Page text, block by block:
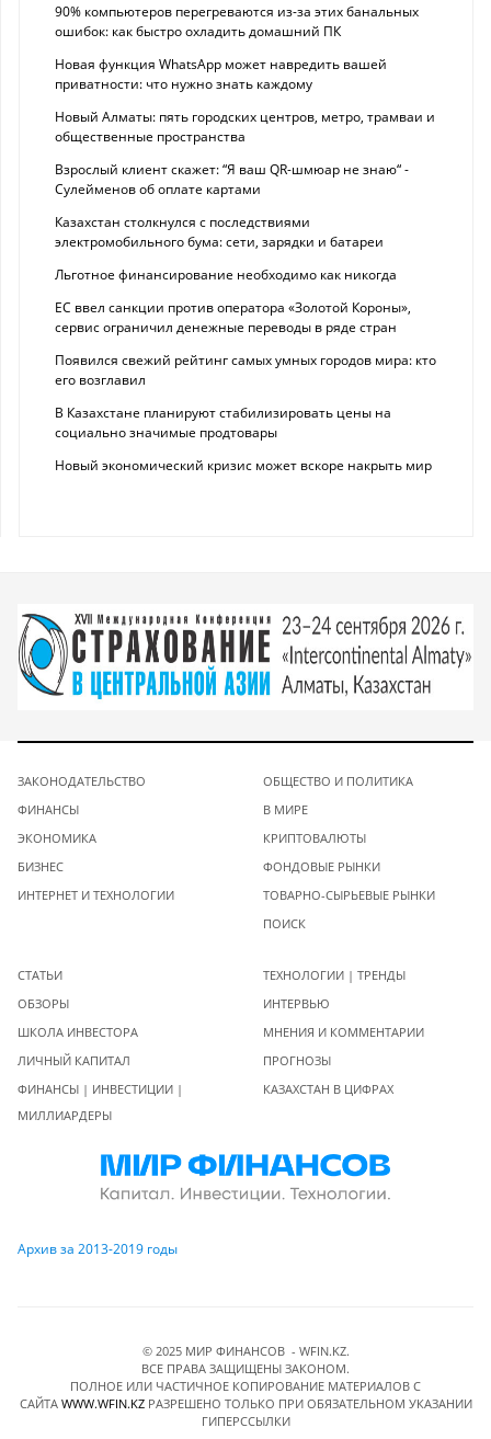
90% компьютеров перегреваются из-за этих банальных
ошибок: как быстро охладить домашний ПК
Новая функция WhatsApp может навредить вашей
приватности: что нужно знать каждому
Новый Алматы: пять городских центров, метро, трамваи и
общественные пространства
Взрослый клиент скажет: “Я ваш QR-шмюар не знаю“ -
Сулейменов об оплате картами
Казахстан столкнулся с последствиями
электромобильного бума: сети, зарядки и батареи
Льготное финансирование необходимо как никогда
ЕС ввел санкции против оператора «Золотой Короны»,
сервис ограничил денежные переводы в ряде стран
Появился свежий рейтинг самых умных городов мира: кто
его возглавил
В Казахстане планируют стабилизировать цены на
социально значимые продтовары
Новый экономический кризис может вскоре накрыть мир
ЗАКОНОДАТЕЛЬСТВО
ФИНАНСЫ
ЭКОНОМИКА
БИЗНЕС
ИНТЕРНЕТ И ТЕХНОЛОГИИ
ОБЩЕСТВО И ПОЛИТИКА
В МИРЕ
КРИПТОВАЛЮТЫ
ФОНДОВЫЕ РЫНКИ
ТОВАРНО-СЫРЬЕВЫЕ РЫНКИ
ПОИСК
СТАТЬИ
ОБЗОРЫ
ШКОЛА ИНВЕСТОРА
ЛИЧНЫЙ КАПИТАЛ
ФИНАНСЫ | ИНВЕСТИЦИИ |
МИЛЛИАРДЕРЫ
ТЕХНОЛОГИИ | ТРЕНДЫ
ИНТЕРВЬЮ
МНЕНИЯ И КОММЕНТАРИИ
ПРОГНОЗЫ
КАЗАХСТАН В ЦИФРАХ
Архив за 2013-2019 годы
© 2025 МИР ФИНАНСОВ - WFIN.KZ.
ВСЕ ПРАВА ЗАЩИЩЕНЫ ЗАКОНОМ.
ПОЛНОЕ ИЛИ ЧАСТИЧНОЕ КОПИРОВАНИЕ МАТЕРИАЛОВ C
САЙТА WWW.WFIN.KZРАЗРЕШЕНО ТОЛЬКО ПРИ ОБЯЗАТЕЛЬНОМ УКАЗАНИИ
ГИПЕРССЫЛКИ